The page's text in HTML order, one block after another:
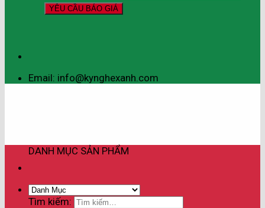
Email: info@kynghexanh.com
Tìm kiếm:
DANH MỤC SẢN PHẨM